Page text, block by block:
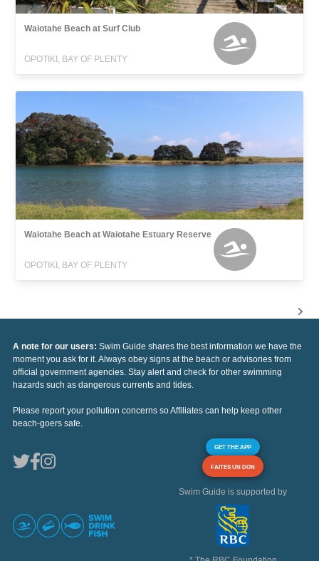
Waiotahe Beach at Surf Club
OPOTIKI, BAY OF PLENTY
Waiotahe Beach at Waiotahe Estuary Reserve
OPOTIKI, BAY OF PLENTY
A note for our users: Swim Guide shares the best information we have the
moment you ask for it. Always obey signs at the beach or advisories from
official government agencies. Stay alert and check for other swimming
hazards such as dangerous currents and tides.
Please report your pollution concerns so Affiliates can help keep other
beach-goers safe.
GET THE APP
FAITES UN DON
Swim Guide is supported by